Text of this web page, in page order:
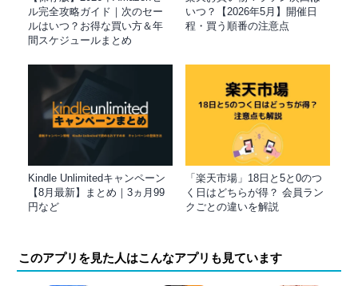
ル完全攻略ガイド｜次のセー
ルはいつ？お得な買い方＆年
間スケジュールまとめ
いつ？【2026年5月】開催日
程・買う順番の注意点
Kindle Unlimitedキャンペーン
【8月最新】まとめ｜3ヵ月99
円など
「楽天市場」18日と5と0のつ
く日はどちらが得？ 会員ラン
クごとの違いを解説
このアプリを見た人はこんなアプリも見ています